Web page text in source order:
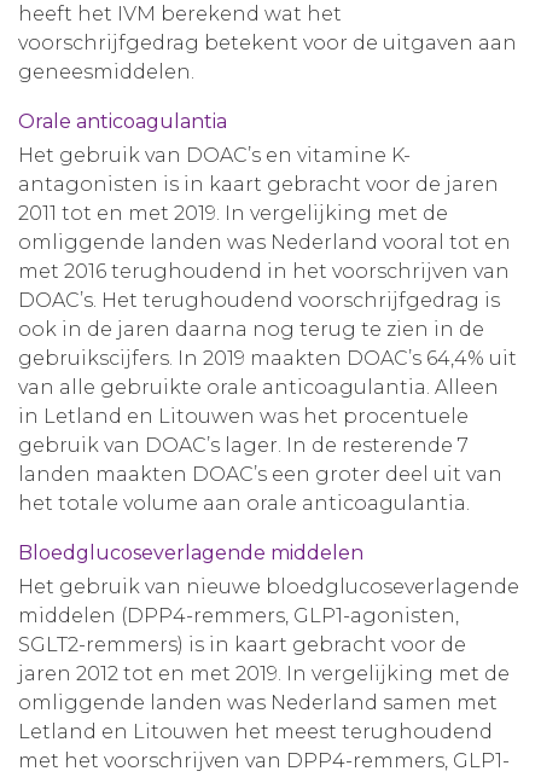
heeft het IVM berekend wat het
voorschrijfgedrag betekent voor de uitgaven aan
geneesmiddelen.
Orale anticoagulantia
Het gebruik van DOAC’s en vitamine K-
antagonisten is in kaart gebracht voor de jaren
2011 tot en met 2019. In vergelijking met de
omliggende landen was Nederland vooral tot en
met 2016 terughoudend in het voorschrijven van
DOAC’s. Het terughoudend voorschrijfgedrag is
ook in de jaren daarna nog terug te zien in de
gebruikscijfers. In 2019 maakten DOAC’s 64,4% uit
van alle gebruikte orale anticoagulantia. Alleen
in Letland en Litouwen was het procentuele
gebruik van DOAC’s lager. In de resterende 7
landen maakten DOAC’s een groter deel uit van
het totale volume aan orale anticoagulantia.
Bloedglucoseverlagende middelen
Het gebruik van nieuwe bloedglucoseverlagende
middelen (DPP4-remmers, GLP1-agonisten,
SGLT2-remmers) is in kaart gebracht voor de
jaren 2012 tot en met 2019. In vergelijking met de
omliggende landen was Nederland samen met
Letland en Litouwen het meest terughoudend
met het voorschrijven van DPP4-remmers, GLP1-